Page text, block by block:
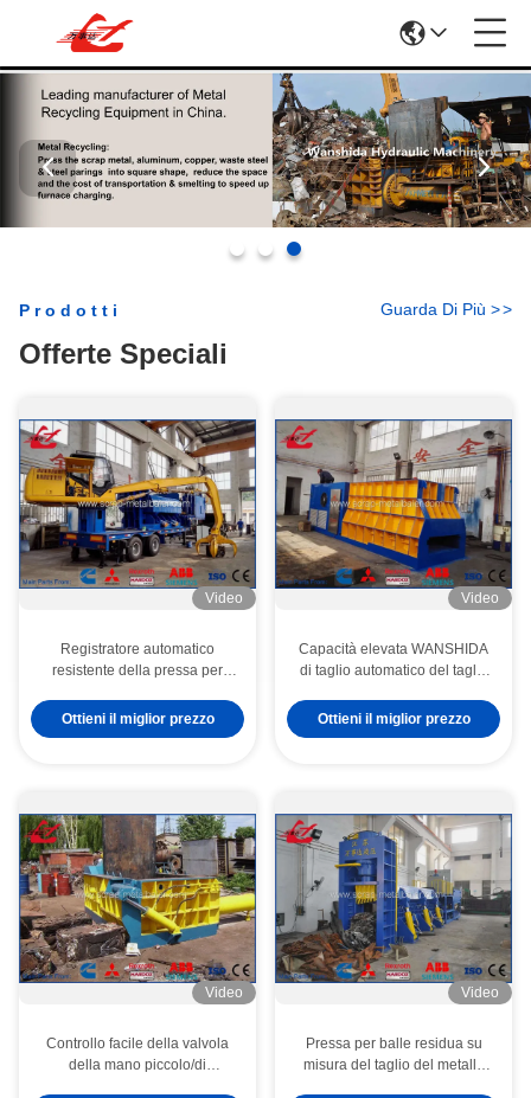
Prodotti
Offerte Speciali
Guarda Di Più >>
Video
Registratore automatico
resistente della pressa per
serbatoi con l'azionamento
diesel di Cummins
Ottieni il miglior prezzo
Video
Capacità elevata WANSHIDA
di taglio automatico del taglio
Ottieni il miglior prezzo
Video
Controllo facile della valvola
della mano piccolo/di
Video
Pressa per balle residua su
misura del taglio del metallo